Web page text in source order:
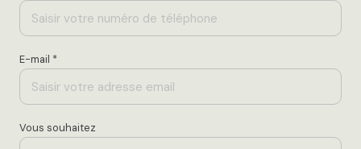
E-mail *
Vous souhaitez
Motif